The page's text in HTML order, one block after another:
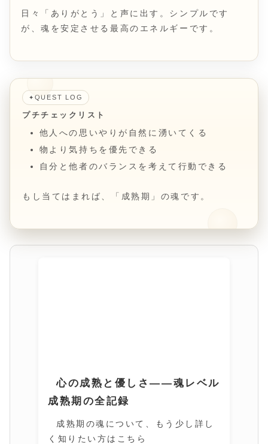
日々「ありがとう」と声に出す。シンプルです
が、魂を安定させる最高のエネルギーです。
✦ QUEST LOG
プチチェックリスト
他人への思いやりが自然に湧いてくる
物より気持ちを優先できる
自分と他者のバランスを考えて行動できる
もし当てはまれば、「成熟期」の魂です。
心の成熟と優しさ――魂レベル
成熟期の全記録
成熟期の魂について、もう少し詳し
く知りたい方はこちら